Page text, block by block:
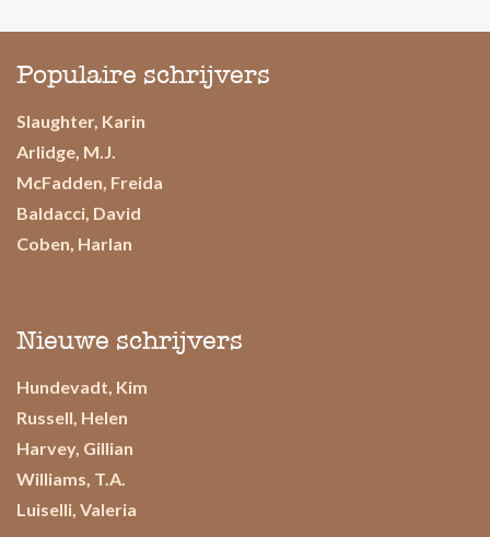
Populaire schrijvers
Slaughter, Karin
Arlidge, M.J.
McFadden, Freida
Baldacci, David
Coben, Harlan
Nieuwe schrijvers
Hundevadt, Kim
Russell, Helen
Harvey, Gillian
Williams, T.A.
Luiselli, Valeria